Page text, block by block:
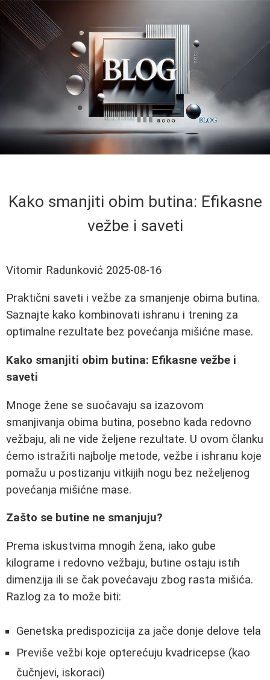
Kako smanjiti obim butina: Efikasne
vežbe i saveti
Vitomir Radunković 2025-08-16
Praktični saveti i vežbe za smanjenje obima butina.
Saznajte kako kombinovati ishranu i trening za
optimalne rezultate bez povećanja mišićne mase.
Kako smanjiti obim butina: Efikasne vežbe i
saveti
Mnoge žene se suočavaju sa izazovom
smanjivanja obima butina, posebno kada redovno
vežbaju, ali ne vide željene rezultate. U ovom članku
ćemo istražiti najbolje metode, vežbe i ishranu koje
pomažu u postizanju vitkijih nogu bez neželjenog
povećanja mišićne mase.
Zašto se butine ne smanjuju?
Prema iskustvima mnogih žena, iako gube
kilograme i redovno vežbaju, butine ostaju istih
dimenzija ili se čak povećavaju zbog rasta mišića.
Razlog za to može biti:
Genetska predispozicija za jače donje delove tela
Previše vežbi koje opterećuju kvadricepse (kao
čučnjevi, iskoraci)